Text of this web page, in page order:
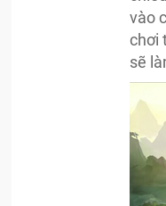
vào
chơi
sẽ